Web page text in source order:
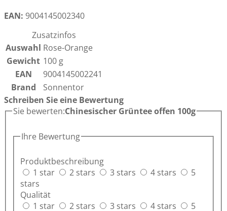
EAN: 9004145002340
Zusatzinfos
Auswahl Rose-Orange
Gewicht 100 g
EAN
9004145002241
Brand
Sonnentor
Schreiben Sie eine Bewertung
Sie bewerten:Chinesischer Grüntee offen 100g
Ihre Bewertung
Produktbeschreibung
1 star
2 stars 3 stars 4 stars
5
stars
Qualität
1 star
2 stars 3 stars 4 stars
5